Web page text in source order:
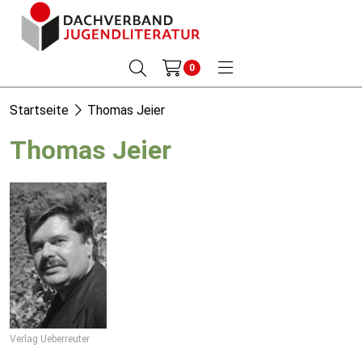
0
Startseite Thomas Jeier
Thomas Jeier
Verlag Ueberreuter